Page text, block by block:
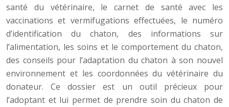
santé du vétérinaire, le carnet de santé avec les
vaccinations et vermifugations effectuées, le numéro
d’identification du chaton, des informations sur
l’alimentation, les soins et le comportement du chaton,
des conseils pour l’adaptation du chaton à son nouvel
environnement et les coordonnées du vétérinaire du
donateur. Ce dossier est un outil précieux pour
l’adoptant et lui permet de prendre soin du chaton de